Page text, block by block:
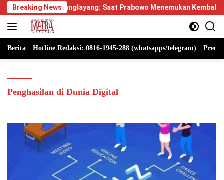
Langsung
ke
konten
Breaking News
Manglayang: Saat Prabowo Menemukan Kembali Jejak Sejarah
Berita Hotline Redaksi: 0816-1945-288 (whatsapps/telegram)
Penghasilan di Dunia Digital